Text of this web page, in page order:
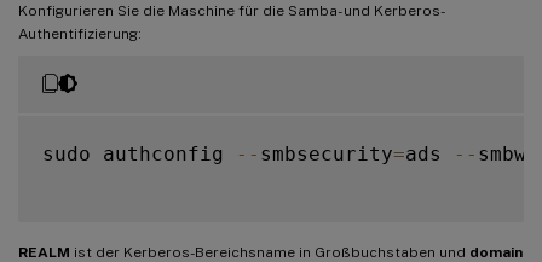
Konfigurieren Sie die Maschine für die Samba- und Kerberos-
Authentifizierung:
sudo authconfig -- smbsecurity=ads --
REALM ist der Kerberos-Bereichsname in Großbuchstaben und domain